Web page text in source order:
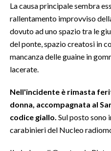
#CARAUNIONE
3 MINUTI CON
INFO AZIENDE
ABBONATI
La causa principale sembra
rallentamento improvviso
dovuto ad uno spazio tra le
del ponte, spazio creatosi in
mancanza delle guaine in
lacerate.
Nell'incidente è rimasta
donna, accompagnata al
codice giallo. Sul posto sono
carabinieri del Nucleo